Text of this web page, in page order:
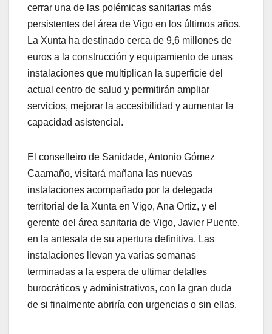
cerrar una de las polémicas sanitarias más
persistentes del área de Vigo en los últimos años.
La Xunta ha destinado cerca de 9,6 millones de
euros a la construcción y equipamiento de unas
instalaciones que multiplican la superficie del
actual centro de salud y permitirán ampliar
servicios, mejorar la accesibilidad y aumentar la
capacidad asistencial.
El conselleiro de Sanidade, Antonio Gómez
Caamaño, visitará mañana las nuevas
instalaciones acompañado por la delegada
territorial de la Xunta en Vigo, Ana Ortiz, y el
gerente del área sanitaria de Vigo, Javier Puente,
en la antesala de su apertura definitiva. Las
instalaciones llevan ya varias semanas
terminadas a la espera de ultimar detalles
burocráticos y administrativos, con la gran duda
de si finalmente abriría con urgencias o sin ellas.